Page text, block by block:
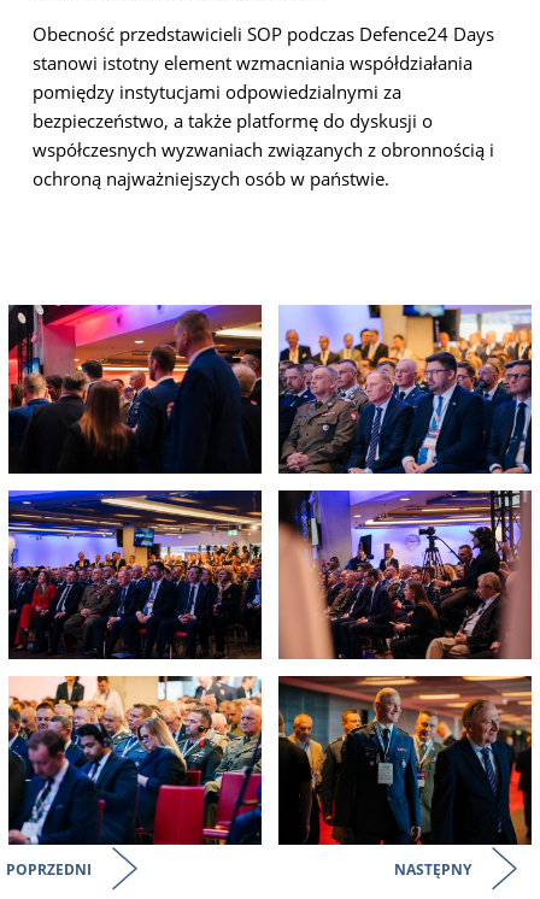
Obecność przedstawicieli SOP podczas Defence24 Days
stanowi istotny element wzmacniania współdziałania
pomiędzy instytucjami odpowiedzialnymi za
bezpieczeństwo, a także platformę do dyskusji o
współczesnych wyzwaniach związanych z obronnością i
ochroną najważniejszych osób w państwie.
POPRZEDNI NASTĘPNY